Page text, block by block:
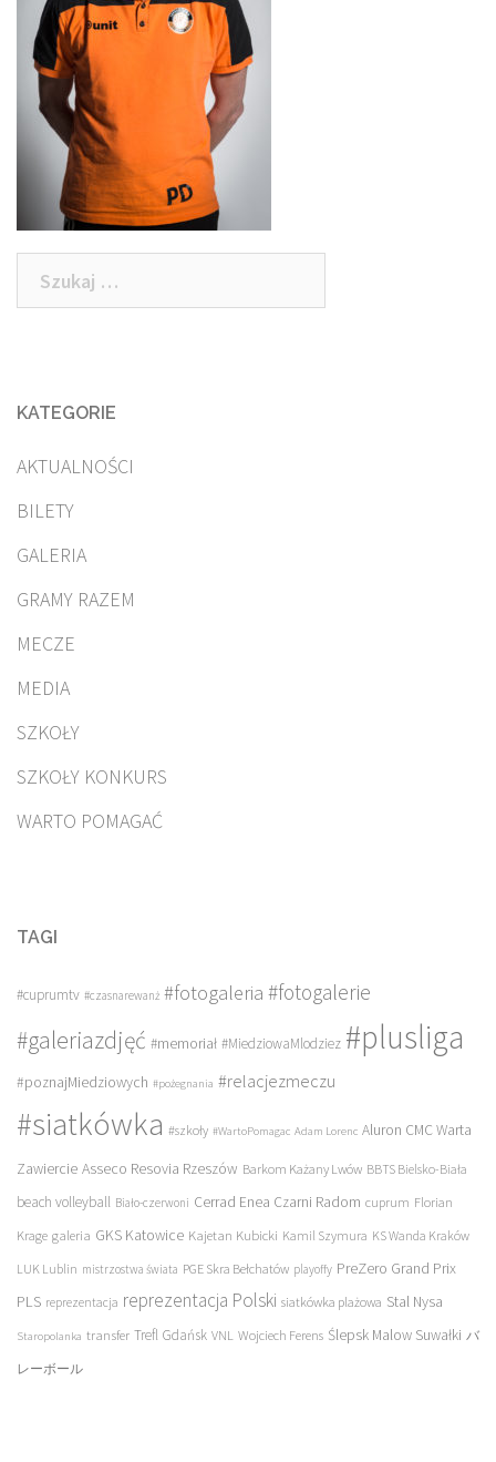
Szukaj:
KATEGORIE
AKTUALNOŚCI
BILETY
GALERIA
GRAMY RAZEM
MECZE
MEDIA
SZKOŁY
SZKOŁY KONKURS
WARTO POMAGAĆ
TAGI
#cuprumtv #czasnarewanż #fotogaleria #fotogalerie
#galeriazdjęć #memoriał #MiedziowaMlodziez #plusliga
#poznajMiedziowych #pożegnania #relacjezmeczu
#siatkówka #szkoły #WartoPomagac Adam Lorenc Aluron CMC Warta
Zawiercie Asseco Resovia Rzeszów Barkom Każany Lwów BBTS Bielsko-Biała
beach volleyball Biało-czerwoni Cerrad Enea Czarni Radom cuprum Florian
Krage galeria GKS Katowice Kajetan Kubicki Kamil Szymura KS Wanda Kraków
LUK Lublin mistrzostwa świata PGE Skra Bełchatów playoffy PreZero Grand Prix
PLS reprezentacja reprezentacja Polski siatkówka plażowa Stal Nysa
Staropolanka transfer Trefl Gdańsk VNL Wojciech Ferens Ślepsk Malow Suwałki バ
レーボール